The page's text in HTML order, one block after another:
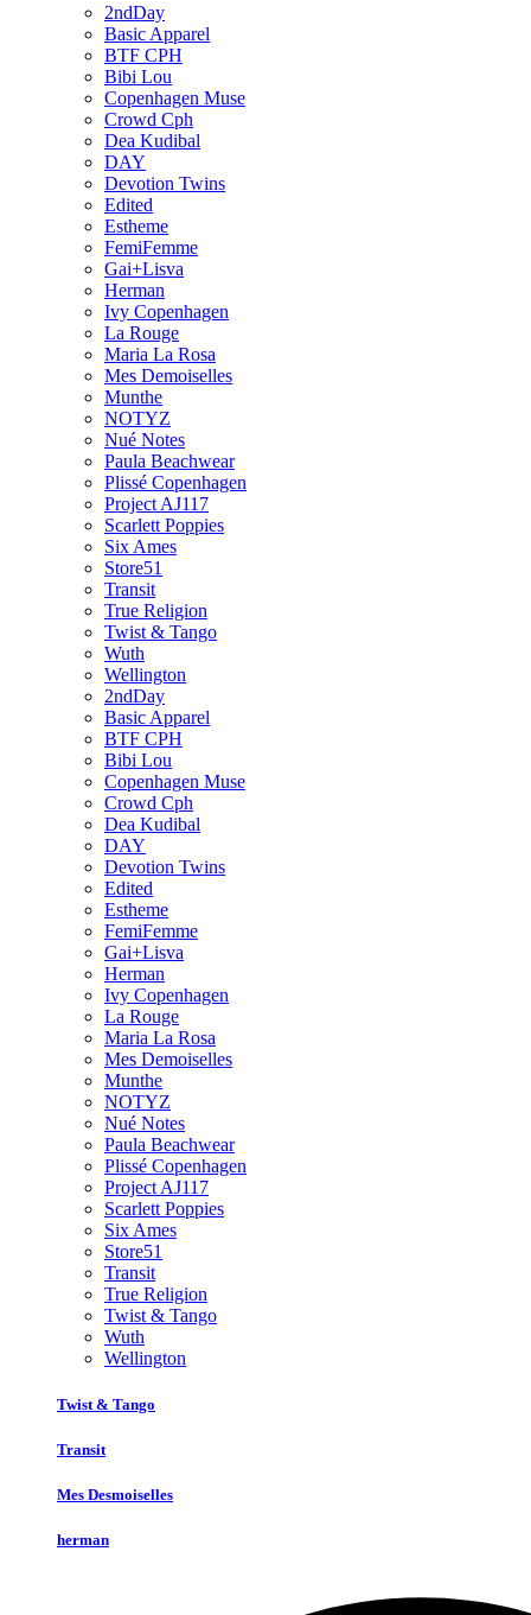
2ndDay
Basic Apparel
BTF CPH
Bibi Lou
Copenhagen Muse
Crowd Cph
Dea Kudibal
DAY
Devotion Twins
Edited
Estheme
FemiFemme
Gai+Lisva
Herman
Ivy Copenhagen
La Rouge
Maria La Rosa
Mes Demoiselles
Munthe
NOTYZ
Nué Notes
Paula Beachwear
Plissé Copenhagen
Project AJ117
Scarlett Poppies
Six Ames
Store51
Transit
True Religion
Twist & Tango
Wuth
Wellington
2ndDay
Basic Apparel
BTF CPH
Bibi Lou
Copenhagen Muse
Crowd Cph
Dea Kudibal
DAY
Devotion Twins
Edited
Estheme
FemiFemme
Gai+Lisva
Herman
Ivy Copenhagen
La Rouge
Maria La Rosa
Mes Demoiselles
Munthe
NOTYZ
Nué Notes
Paula Beachwear
Plissé Copenhagen
Project AJ117
Scarlett Poppies
Six Ames
Store51
Transit
True Religion
Twist & Tango
Wuth
Wellington
Twist & Tango
Transit
Mes Desmoiselles
herman